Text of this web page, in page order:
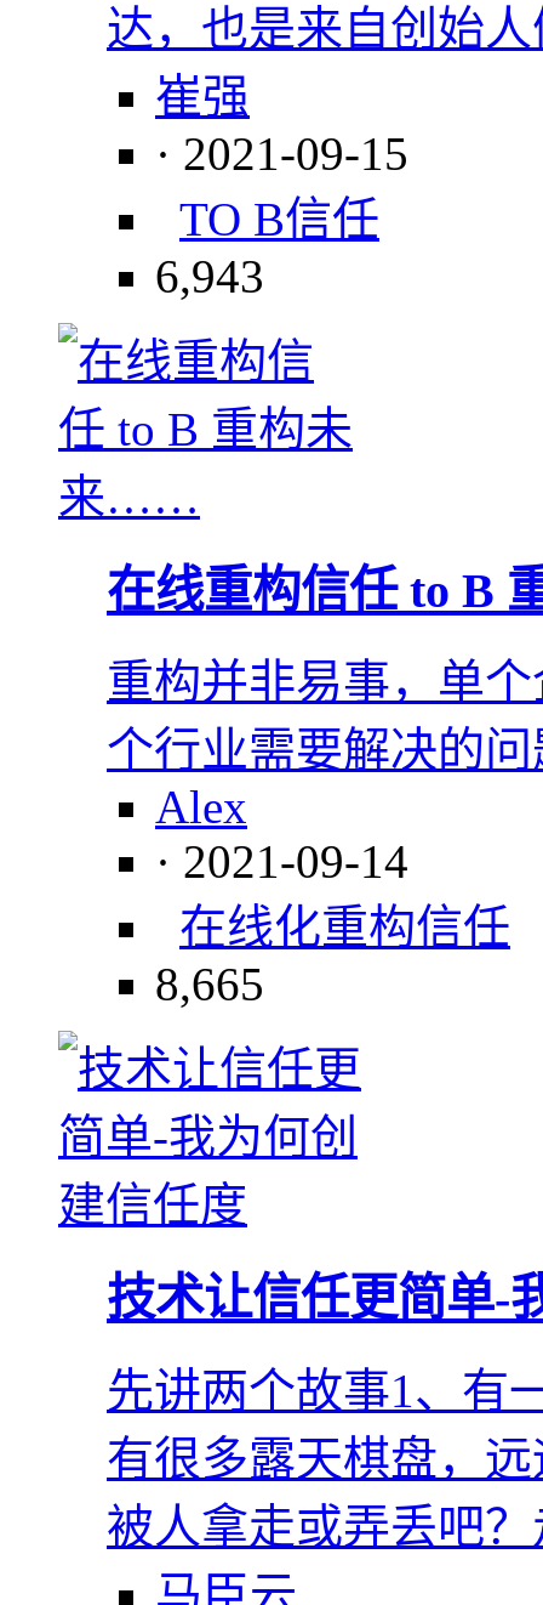
达，也是来自创始
崔强
· 2021-09-15
TO B信任
6,943
在线重构信任 to B
重构并非易事，单
个行业需要解决的
Alex
· 2021-09-14
在线化重构信任
8,665
技术让信任更简单-
先讲两个故事1、有
有很多露天棋盘，
被人拿走或弄丢吧
马臣云